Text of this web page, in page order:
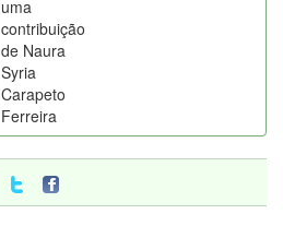
uma
contribuição
de Naura
Syria
Carapeto
Ferreira